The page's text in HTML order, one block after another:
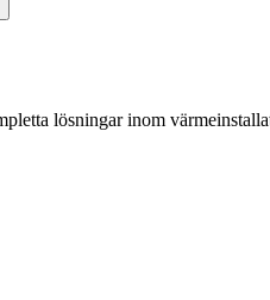
lösningar inom